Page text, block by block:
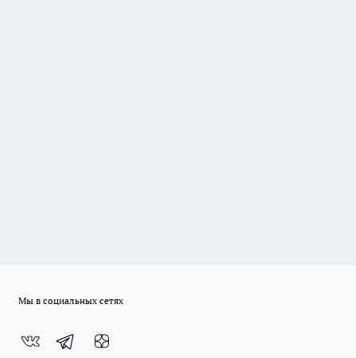
Мы в социальных сетях